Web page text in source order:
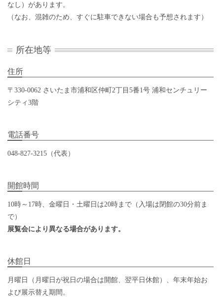
なし）があります。
（なお、混雑のため、すぐに駐車できない場合も予想されます）
所在地等
住所
〒330-0062 さいたま市浦和区仲町2丁目5番1号 浦和センチュリー
シティ3階
電話番号
048-827-3215（代表）
開館時間
10時～17時、金曜日・土曜日は20時まで（入場は閉館の30分前ま
で）
展覧会により異なる場合があります。
休館日
月曜日（月曜日が祝日の場合は開館、翌平日休館）、年末年始お
よび展示替え期間。